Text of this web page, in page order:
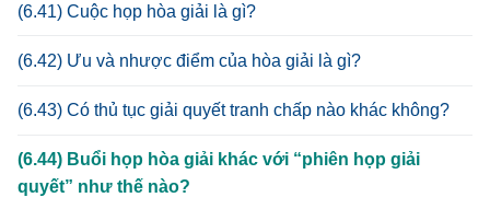
(6.41) Cuộc họp hòa giải là gì?
(6.42) Ưu và nhược điểm của hòa giải là gì?
(6.43) Có thủ tục giải quyết tranh chấp nào khác không?
(6.44) Buổi họp hòa giải khác với “phiên họp giải
quyết” như thế nào?